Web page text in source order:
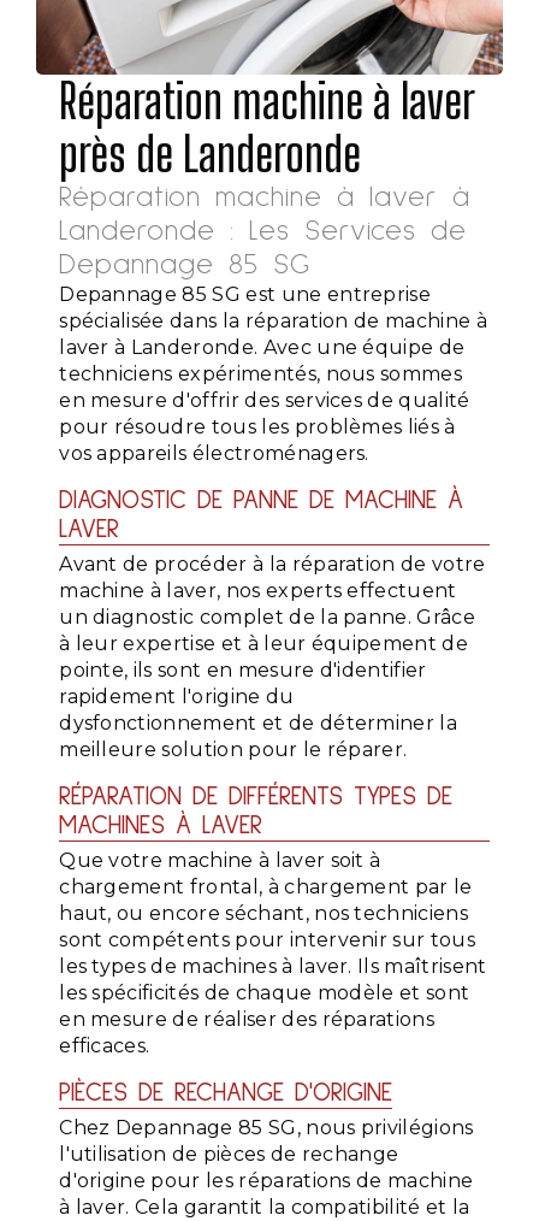
Réparation machine à laver
près de Landeronde
Réparation machine à laver à
Landeronde : Les Services de
Depannage 85 SG
Depannage 85 SG est une entreprise
spécialisée dans la réparation de machine à
laver à Landeronde. Avec une équipe de
techniciens expérimentés, nous sommes
en mesure d'offrir des services de qualité
pour résoudre tous les problèmes liés à
vos appareils électroménagers.
DIAGNOSTIC DE PANNE DE MACHINE À
LAVER
Avant de procéder à la réparation de votre
machine à laver, nos experts effectuent
un diagnostic complet de la panne. Grâce
à leur expertise et à leur équipement de
pointe, ils sont en mesure d'identifier
rapidement l'origine du
dysfonctionnement et de déterminer la
meilleure solution pour le réparer.
RÉPARATION DE DIFFÉRENTS TYPES DE
MACHINES À LAVER
Que votre machine à laver soit à
chargement frontal, à chargement par le
haut, ou encore séchant, nos techniciens
sont compétents pour intervenir sur tous
les types de machines à laver. Ils maîtrisent
les spécificités de chaque modèle et sont
en mesure de réaliser des réparations
efficaces.
PIÈCES DE RECHANGE D'ORIGINE
Chez Depannage 85 SG, nous privilégions
l'utilisation de pièces de rechange
d'origine pour les réparations de machine
à laver. Cela garantit la compatibilité et la